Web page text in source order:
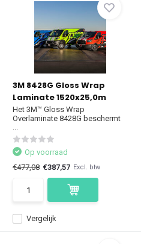
3M 8428G Gloss Wrap
Laminate 1520x25,0m
Het 3M™ Gloss Wrap
Overlaminate 8428G beschermt
...
Vergelijk
Op voorraad
€477,08 €387,57 Excl. btw